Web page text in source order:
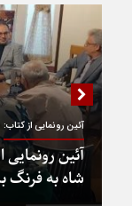
آئین رونمایی از کتاب:
آئین
شاه به فرنگ